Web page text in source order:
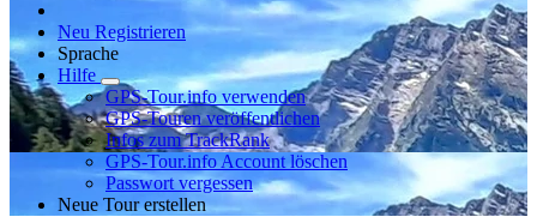
Neu Registrieren
Sprache
Hilfe
GPS-Tour.info verwenden
GPS-Touren veröffentlichen
Infos zum TrackRank
GPS-Tour.info Account löschen
Passwort vergessen
Neue Tour erstellen